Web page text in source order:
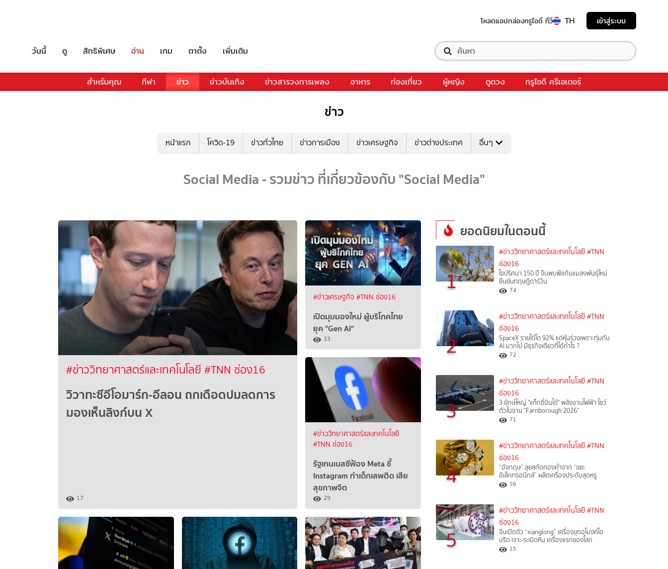
โหลดแอปกล่องทรูไอดี ทีวี TH เข้าสู่ระบบ
วันนี้ ดู สิทธิพิเศษ อ่าน เกม ตาตั้ง เพิ่มเติม
สำหรับคุณ กีฬา ข่าว ข่าวบันเทิง ข่าวสารวงการเพลง อาหาร ท่องเที่ยว ผู้หญิง ดูดวง ทรูไอดี ครีเอเตอร์
ข่าว
หน้าแรก โควิด-19 ข่าวทั่วไทย ข่าวการเมือง ข่าวเศรษฐกิจ ข่าวต่างประเทศ อื่นๆ
Social Media - รวมข่าว ที่เกี่ยวข้องกับ "Social Media"
#ข่าววิทยาศาสตร์และเทคโนโลยี #TNN ช่อง16
วิวาทะซีอีโอมาร์ก-อีลอน ถกเดือดปมลดการ
มองเห็นลิงก์บน X
17
#ข่าวเศรษฐกิจ#TNN ช่อง16
เปิดมุมมองใหม่ ผู้บริโภคไทย
ยุค "Gen AI"
33
#ข่าววิทยาศาสตร์และเทคโนโลยี
#TNN ช่อง16
รัฐเทนเนสซีฟ้อง Meta ชี้
Instagram ทำเด็กเสพติด เสีย
สุขภาพจิต
29
ยอดนิยมในตอนนี้
1
#ข่าววิทยาศาสตร์และเทคโนโลยี #TNN
ช่อง16
ไขปริศนา 150 ปี จีนพบพืชกินแมลงพันธุ์ใหม่
ยืนยันทฤษฎีดาร์วิน
74
2
#ข่าววิทยาศาสตร์และเทคโนโลยี #TNN
ช่อง16
SpaceX รายได้โต 92% แต่หุ้นร่วงเพราะทุ่มกับ
AI มากไป มีธุรกิจเดียวที่ได้กำไร ?
72
3
#ข่าววิทยาศาสตร์และเทคโนโลยี #TNN
ช่อง16
3 ยักษ์ใหญ่ "แท็กซี่บินได้" พลังงานไฟฟ้า โชว์
ตัวในงาน "Farnborough 2026"
71
4
#ข่าววิทยาศาสตร์และเทคโนโลยี #TNN
ช่อง16
“อังกฤษ” ลุยสกัดทองคำจาก “ขยะ
อิเล็กทรอนิกส์” ผลิตเครื่องประดับสุดหรู
36
5
#ข่าววิทยาศาสตร์และเทคโนโลยี #TNN
ช่อง16
จีนเปิดตัว “xianglong” เครื่องขุดอุโมงค์ไฮ
บริด เจาะ-ระเบิดหิน เครื่องแรกของโลก
15